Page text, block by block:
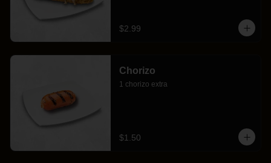
$2.99
Chorizo
1 chorizo extra
$1.50